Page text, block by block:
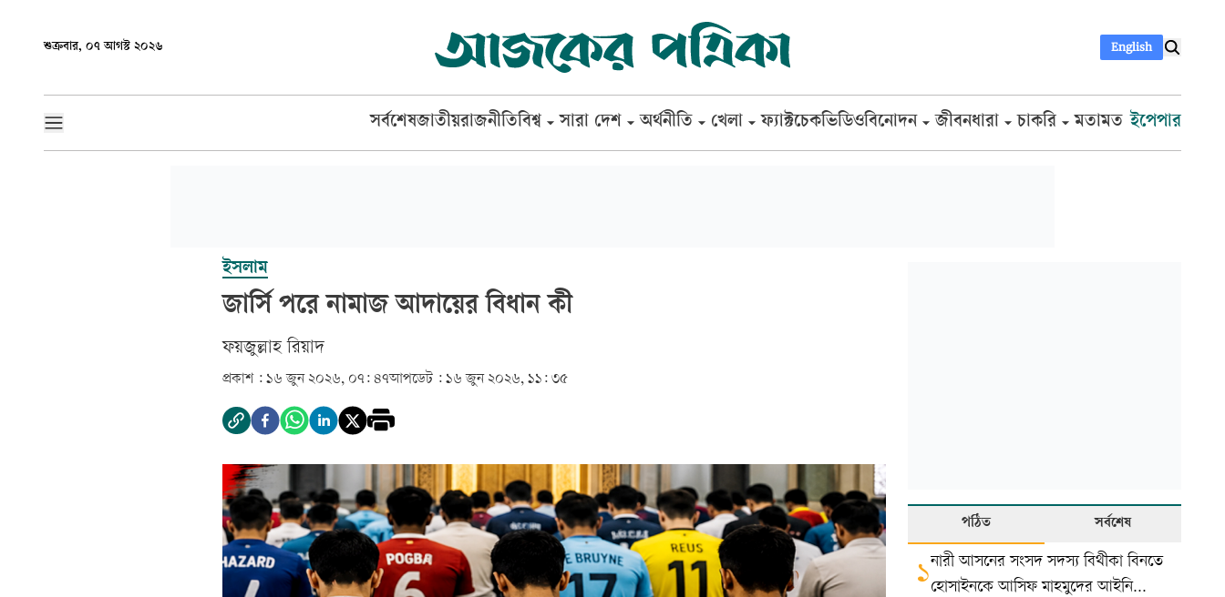
শুক্রবার, ০৭ আগস্ট ২০২৬ English
সর্বশেষজাতীয়রাজনীতিবিশ্ব সারা দেশ অর্থনীতি খেলা ফ্যাক্টচেকভিডিওবিনোদন জীবনধারা চাকরি মতামত ইপেপার
ইসলাম
জার্সি পরে নামাজ আদায়ের বিধান কী
ফয়জুল্লাহ রিয়াদ
প্রকাশ : ১৬ জুন ২০২৬, ০৭: ৪৭আপডেট : ১৬ জুন ২০২৬, ১১: ৩৫
পঠিত সর্বশেষ
১নারী আসনের সংসদ সদস্য বিথীকা বিনতে
হোসাইনকে আসিফ মাহমুদের আইনি